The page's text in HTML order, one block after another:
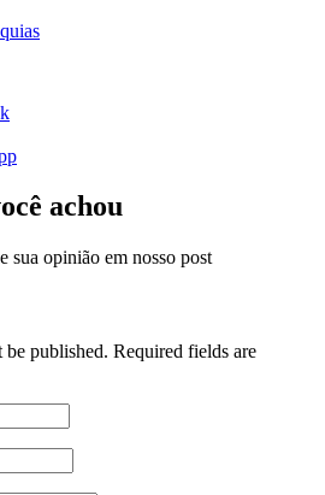
achou
sua opinião em nosso post
published. Required fields are